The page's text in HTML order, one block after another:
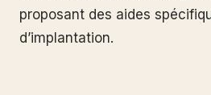
proposant des aides
d’implantation.